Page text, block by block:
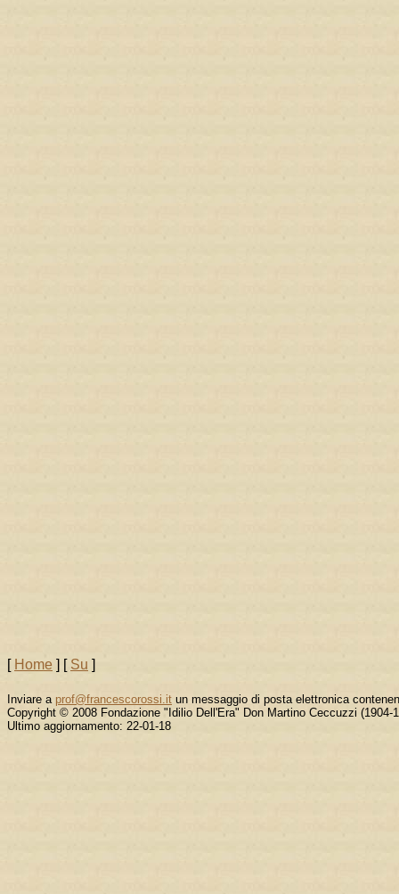
[ Home ] [ Su ]
Inviare a prof@francescorossi.it un messaggio di posta elettronica
Copyright © 2008 Fondazione "Idilio Dell'Era" Don Martino Ceccuzzi (1904-
Ultimo aggiornamento: 22-01-18